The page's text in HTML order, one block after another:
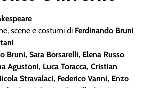
scene e costumi di Ferdinando Bruni
Bruni, Sara Borsarelli, Elena Russo
Agustoni, Luca Toracca, Cristian
Stravalaci, Federico Vanni, Enzo